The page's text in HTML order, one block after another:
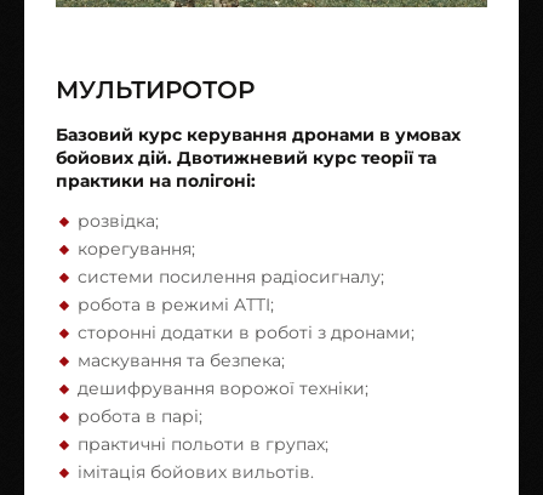
МУЛЬТИРОТОР
Базовий курс керування дронами в умовах
бойових дій. Двотижневий курс теорії та
практики на полігоні:
розвідка;
корегування;
системи посилення радіосигналу;
робота в режимі ATTI;
сторонні додатки в роботі з дронами;
маскування та безпека;
дешифрування ворожої техніки;
робота в парі;
практичні польоти в групах;
імітація бойових вильотів.